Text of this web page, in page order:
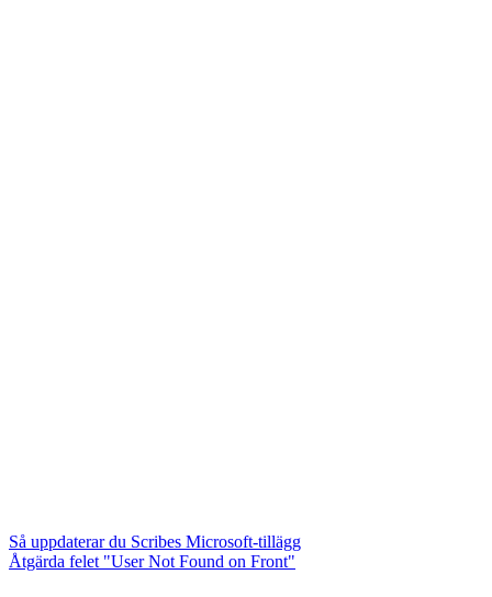
Så uppdaterar du Scribes Microsoft-tillägg
Åtgärda felet "User Not Found on Front"